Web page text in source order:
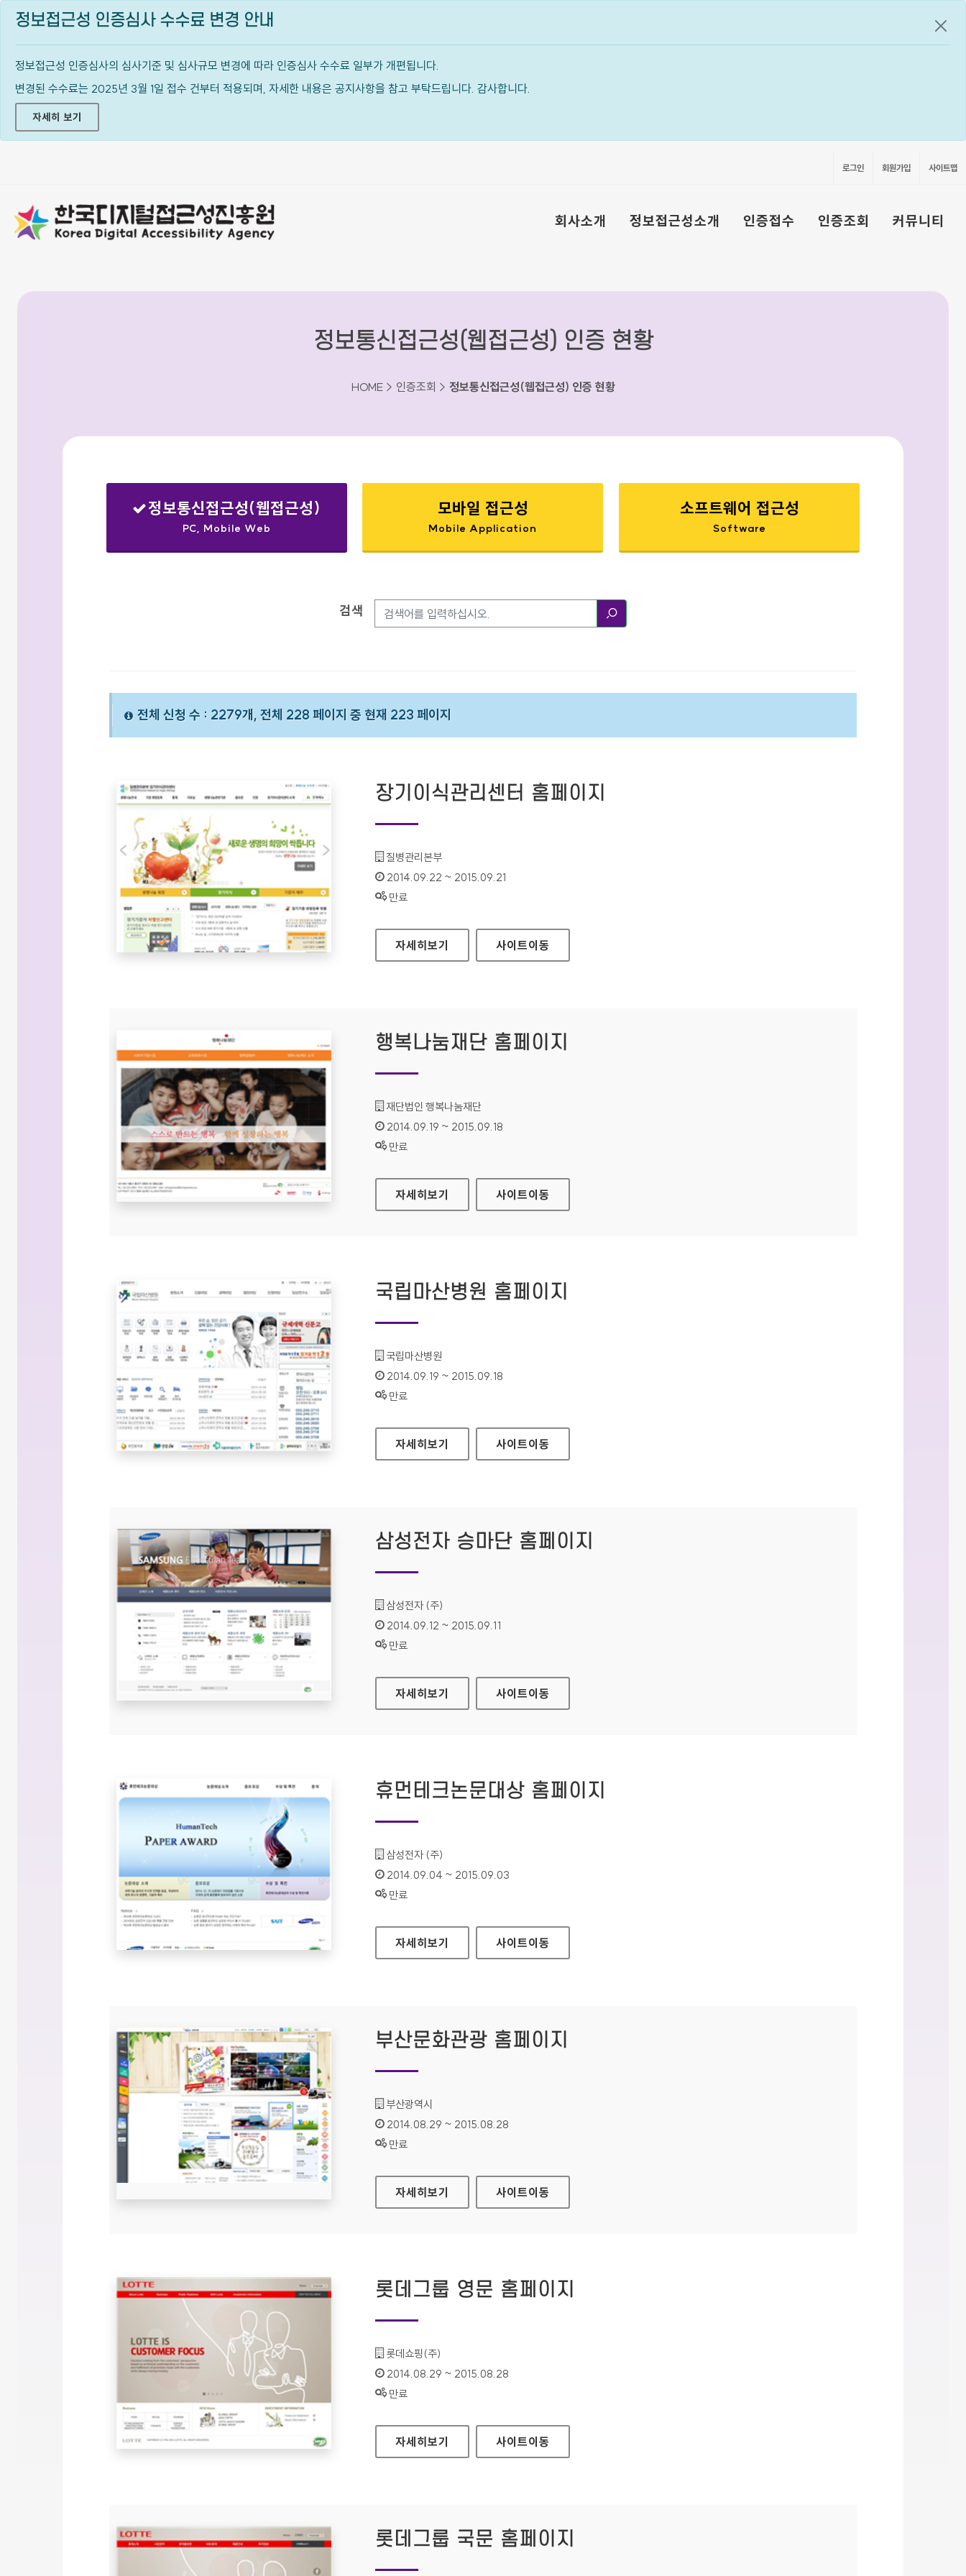
정보접근성 인증심사 수수료 변경 안내
정보접근성 인증심사의 심사기준 및 심사규모 변경에 따라 인증심사 수수료 일부가 개편됩니다.
변경된 수수료는 2025년 3월 1일 접수 건부터 적용되며, 자세한 내용은 공지사항을 참고 부탁드립니다. 감사합니다.
자세히 보기
공지
로그인 회원가입 사이트맵
회사소개 정보접근성소개 인증접수 인증조회 커뮤니티
정보통신접근성(웹접근성) 인증 현황
HOME > 인증조회 > 정보통신접근성(웹접근성) 인증 현황
정보통신접근성(웹접근성)
PC, Mobile Web
모바일 접근성
Mobile Application
소프트웨어 접근성
Software
검색
전체 신청 수 : 2279개, 전체 228 페이지 중 현재 223 페이지
장기이식관리센터 홈페이지
기관명 :
질병관리본부
인증기간 :
2014.09.22 ~ 2015.09.21
상태 :
만료
장기이식관리센터 홈페이지
자세히보기 사이트이동
행복나눔재단 홈페이지
기관명 :
재단법인 행복나눔재단
인증기간 :
2014.09.19 ~ 2015.09.18
상태 :
만료
행복나눔재단 홈페이지
자세히보기 사이트이동
국립마산병원 홈페이지
기관명 :
국립마산병원
인증기간 :
2014.09.19 ~ 2015.09.18
상태 :
만료
국립마산병원 홈페이지
자세히보기 사이트이동
삼성전자 승마단 홈페이지
기관명 :
삼성전자 (주)
인증기간 :
2014.09.12 ~ 2015.09.11
상태 :
만료
삼성전자 승마단 홈페이지
자세히보기 사이트이동
휴먼테크논문대상 홈페이지
기관명 :
삼성전자 (주)
인증기간 :
2014.09.04 ~ 2015.09.03
상태 :
만료
휴먼테크논문대상 홈페이지
자세히보기 사이트이동
부산문화관광 홈페이지
기관명 :
부산광역시
인증기간 :
2014.08.29 ~ 2015.08.28
상태 :
만료
부산문화관광 홈페이지
자세히보기 사이트이동
롯데그룹 영문 홈페이지
기관명 :
롯데쇼핑(주)
인증기간 :
2014.08.29 ~ 2015.08.28
상태 :
만료
롯데그룹 영문 홈페이지
자세히보기 사이트이동
롯데그룹 국문 홈페이지